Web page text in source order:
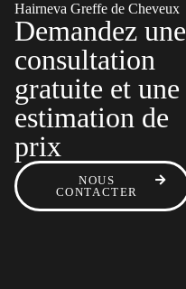
Hairneva Greffe de Cheveux
Demandez une
consultation
gratuite et une
estimation de
prix
NOUS
CONTACTER